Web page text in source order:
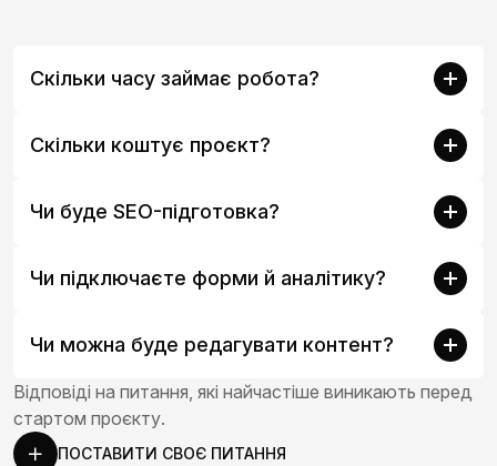
Відповіді на питання, які найчастіше виникають перед
стартом проєкту.
ПОСТАВИТИ СВОЄ ПИТАННЯ
Скільки часу займає робота?
Скільки коштує проєкт?
Чи буде SEO-підготовка?
Чи підключаєте форми й аналітику?
Чи можна буде редагувати контент?